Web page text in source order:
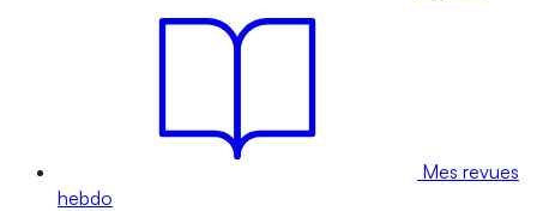
Mes revues
hebdo